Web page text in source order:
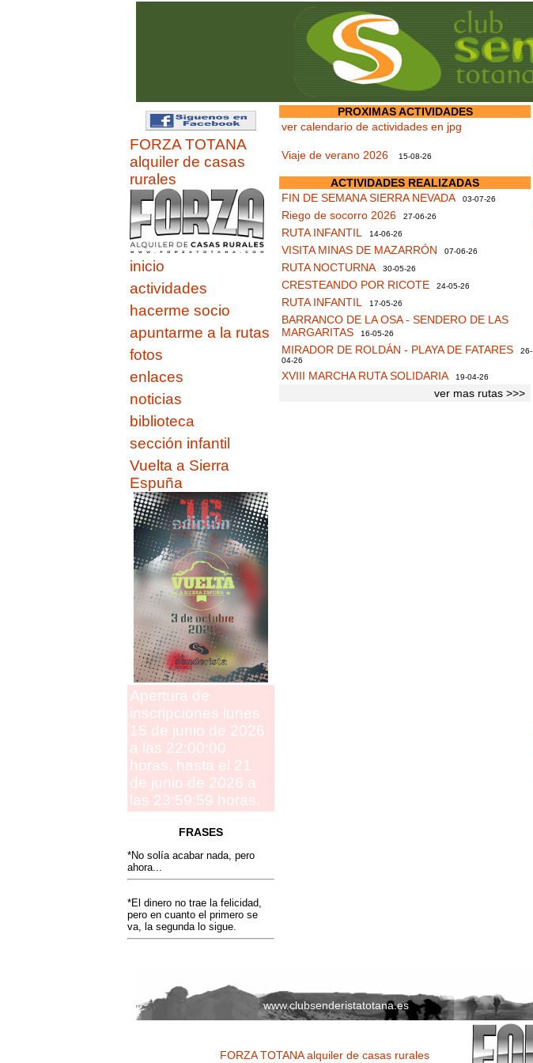
FORZA TOTANA
alquiler de casas
rurales
inicio
actividades
hacerme socio
apuntarme a la rutas
fotos
enlaces
noticias
biblioteca
sección infantil
Vuelta a Sierra
Espuña
Apertura de
inscripciones lunes
15 de junio de 2026
a las 22:00:00
horas, hasta el 21
de junio de 2026 a
las 23:59:59 horas.
FRASES
*No solía acabar nada, pero
ahora...
*El dinero no trae la felicidad,
pero en cuanto el primero se
va, la segunda lo sigue.
PROXIMAS ACTIVIDADES
ver calendario de actividades en jpg
Viaje de verano 2026 15-08-26
ACTIVIDADES REALIZADAS
FIN DE SEMANA SIERRA NEVADA 03-07-26
Riego de socorro 2026 27-06-26
RUTA INFANTIL 14-06-26
VISITA MINAS DE MAZARRÓN 07-06-26
RUTA NOCTURNA 30-05-26
CRESTEANDO POR RICOTE 24-05-26
RUTA INFANTIL 17-05-26
BARRANCO DE LA OSA - SENDERO DE LAS
MARGARITAS 16-05-26
MIRADOR DE ROLDÁN - PLAYA DE FATARES 26-
04-26
XVIII MARCHA RUTA SOLIDARIA 19-04-26
ver mas rutas >>>
www.clubsenderistatotana.es
FORZA TOTANA alquiler de casas rurales